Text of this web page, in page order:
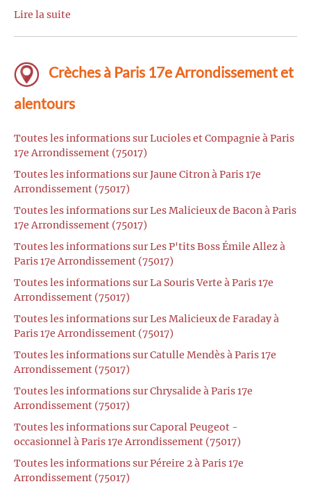
Lire la suite
Crèches à Paris 17e Arrondissement et
alentours
Toutes les informations sur Lucioles et Compagnie à Paris
17e Arrondissement (75017)
Toutes les informations sur Jaune Citron à Paris 17e
Arrondissement (75017)
Toutes les informations sur Les Malicieux de Bacon à Paris
17e Arrondissement (75017)
Toutes les informations sur Les P'tits Boss Émile Allez à
Paris 17e Arrondissement (75017)
Toutes les informations sur La Souris Verte à Paris 17e
Arrondissement (75017)
Toutes les informations sur Les Malicieux de Faraday à
Paris 17e Arrondissement (75017)
Toutes les informations sur Catulle Mendès à Paris 17e
Arrondissement (75017)
Toutes les informations sur Chrysalide à Paris 17e
Arrondissement (75017)
Toutes les informations sur Caporal Peugeot -
occasionnel à Paris 17e Arrondissement (75017)
Toutes les informations sur Péreire 2 à Paris 17e
Arrondissement (75017)